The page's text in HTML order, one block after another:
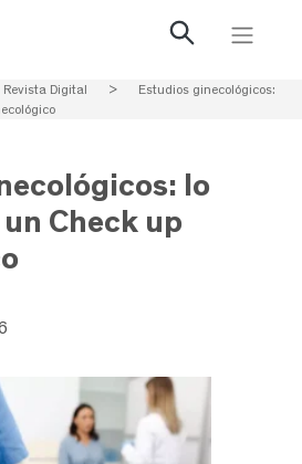
Revista Digital >
Estudios ginecológicos:
lo
Check up